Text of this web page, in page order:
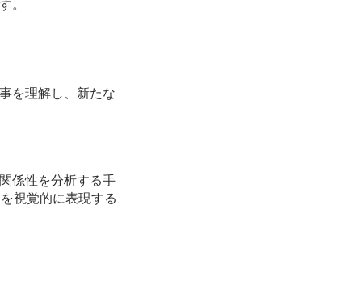
。
を理解し、新たな
係性を分析する手
視覚的に表現する